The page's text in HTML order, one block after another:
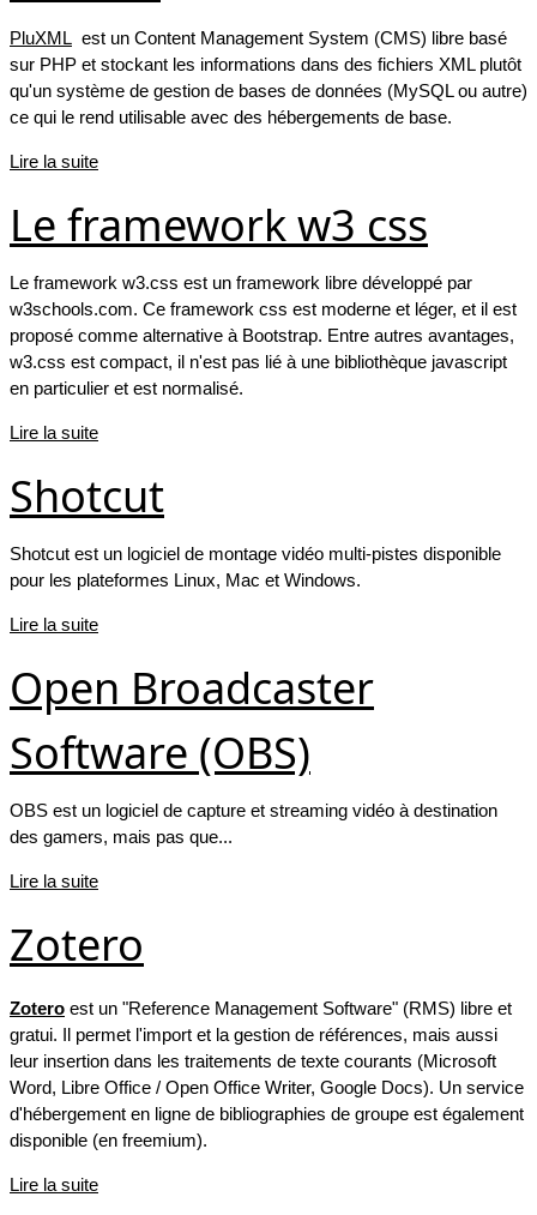
PluXML est un Content Management System (CMS) libre basé
sur PHP et stockant les informations dans des fichiers XML plutôt
qu'un système de gestion de bases de données (MySQL ou autre)
ce qui le rend utilisable avec des hébergements de base.
Lire la suite
Le framework w3 css
Le framework w3.css est un framework libre développé par
w3schools.com. Ce framework css est moderne et léger, et il est
proposé comme alternative à Bootstrap. Entre autres avantages,
w3.css est compact, il n'est pas lié à une bibliothèque javascript
en particulier et est normalisé.
Lire la suite
Shotcut
Shotcut est un logiciel de montage vidéo multi-pistes disponible
pour les plateformes Linux, Mac et Windows.
Lire la suite
Open Broadcaster
Software (OBS)
OBS est un logiciel de capture et streaming vidéo à destination
des gamers, mais pas que...
Lire la suite
Zotero
Zotero est un "Reference Management Software" (RMS) libre et
gratui. Il permet l'import et la gestion de références, mais aussi
leur insertion dans les traitements de texte courants (Microsoft
Word, Libre Office / Open Office Writer, Google Docs). Un service
d'hébergement en ligne de bibliographies de groupe est également
disponible (en freemium).
Lire la suite